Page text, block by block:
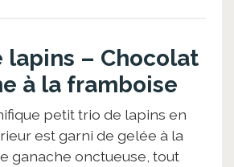
lapins – Chocolat
à la framboise
petit trio de lapins en
est garni de gelée à la
ganache onctueuse, tout